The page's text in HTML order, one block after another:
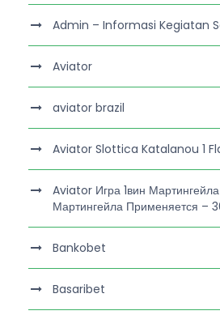
Admin – Informasi Kegiatan
Aviator
aviator brazil
Aviator Slottica Katalanou 1
Aviator Игра 1вин
Мартингейла Применяется –
Bankobet
Basaribet